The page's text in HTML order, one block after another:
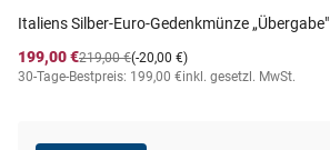
Italiens Silber-Euro-Gedenkmünze „Übergabe"
199,00 €
(-20,00 €)
219,00 €
30-Tage-Bestpreis: 199,00 €inkl. gesetzl. MwSt.